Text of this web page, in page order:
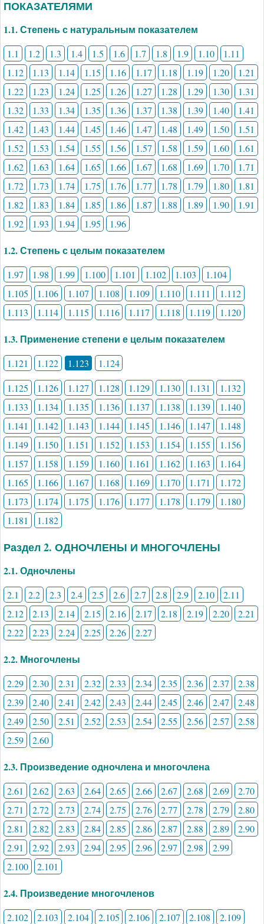
ПОКАЗАТЕЛЯМИ
1.1. Степень с натуральным показателем
1.1 1.2 1.3 1.4 1.5 1.6 1.7 1.8 1.9 1.10
1.11
1.12
1.13 1.14 1.15 1.16 1.17 1.18 1.19 1.20
1.21
1.22
1.23 1.24 1.25 1.26 1.27 1.28 1.29 1.30
1.31
1.32
1.33 1.34 1.35 1.36 1.37 1.38 1.39 1.40
1.41
1.42
1.43 1.44 1.45 1.46 1.47 1.48 1.49 1.50
1.51
1.52
1.53 1.54 1.55 1.56 1.57 1.58 1.59 1.60
1.61
1.62
1.63 1.64 1.65 1.66 1.67 1.68 1.69 1.70
1.71
1.72
1.73 1.74 1.75 1.76 1.77 1.78 1.79 1.80
1.81
1.82
1.83 1.84 1.85 1.86 1.87 1.88 1.89 1.90
1.91
1.92
1.93 1.94 1.95 1.96
1.2. Степень с целым показателем
1.97 1.98 1.99 1.100 1.101 1.102 1.103
1.104
1.105
1.106 1.107 1.108 1.109 1.110 1.111
1.112
1.113
1.114 1.115 1.116 1.117 1.118 1.119 1.120
1.3. Применение степени е целым показателем
1.121 1.122 1.123
1.124
1.125
1.126 1.127 1.128 1.129 1.130 1.131
1.132
1.133
1.134 1.135 1.136 1.137 1.138 1.139
1.140
1.141
1.142 1.143 1.144 1.145 1.146 1.147
1.148
1.149
1.150 1.151 1.152 1.153 1.154 1.155
1.156
1.157
1.158 1.159 1.160 1.161 1.162 1.163
1.164
1.165
1.166 1.167 1.168 1.169 1.170 1.171
1.172
1.173
1.174 1.175 1.176 1.177 1.178 1.179
1.180
1.181
1.182
Раздел 2. ОДНОЧЛЕНЫ И МНОГОЧЛЕНЫ
2.1. Одночлены
2.1 2.2 2.3 2.4 2.5 2.6 2.7 2.8 2.9 2.10
2.11
2.12
2.13 2.14 2.15 2.16 2.17 2.18 2.19 2.20
2.21
2.22
2.23 2.24 2.25 2.26 2.27
2.2. Многочлены
2.29 2.30 2.31 2.32 2.33 2.34 2.35 2.36 2.37
2.38
2.39
2.40 2.41 2.42 2.43 2.44 2.45 2.46 2.47
2.48
2.49
2.50 2.51 2.52 2.53 2.54 2.55 2.56 2.57
2.58
2.59
2.60
2.3. Произведение одночлена и многочлена
2.61 2.62 2.63 2.64 2.65 2.66 2.67 2.68 2.69
2.70
2.71
2.72 2.73 2.74 2.75 2.76 2.77 2.78 2.79
2.80
2.81
2.82 2.83 2.84 2.85 2.86 2.87 2.88 2.89
2.90
2.91
2.92 2.93 2.94 2.95 2.96 2.97 2.98
2.99
2.100
2.101
2.4. Произведение многочленов
2.102 2.103 2.104 2.105 2.106 2.107 2.108
2.109